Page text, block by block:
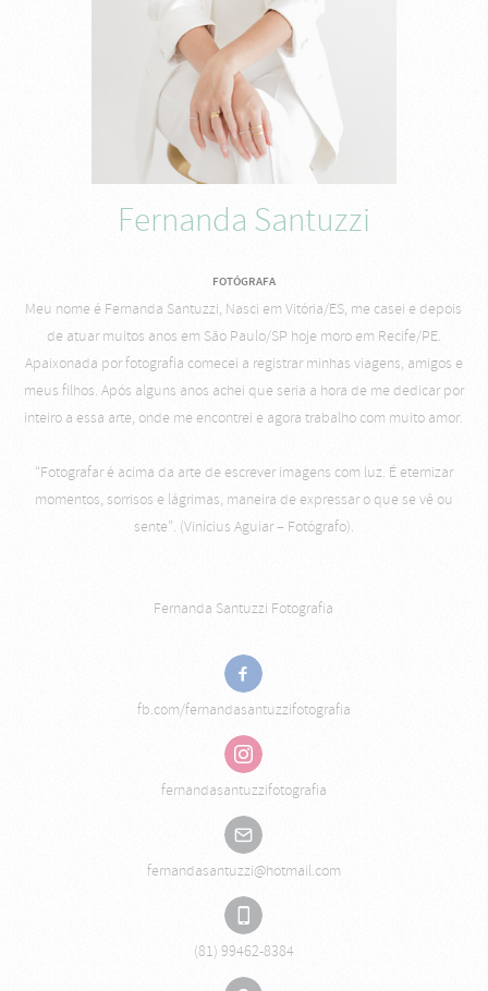
Fernanda Santuzzi
FOTÓGRAFA
Meu nome é Fernanda Santuzzi, Nasci em Vitória/ES, me casei e depois
de atuar muitos anos em São Paulo/SP hoje moro em Recife/PE.
Apaixonada por fotografia comecei a registrar minhas viagens, amigos e
meus filhos. Após alguns anos achei que seria a hora de me dedicar por
inteiro a essa arte, onde me encontrei e agora trabalho com muito amor.
“Fotografar é acima da arte de escrever imagens com luz. É eternizar
momentos, sorrisos e lágrimas, maneira de expressar o que se vê ou
sente”. (Vinícius Aguiar – Fotógrafo).
Fernanda Santuzzi Fotografia
fb.com/fernandasantuzzifotografia
fernandasantuzzifotografia
fernandasantuzzi@hotmail.com
(81) 99462-8384